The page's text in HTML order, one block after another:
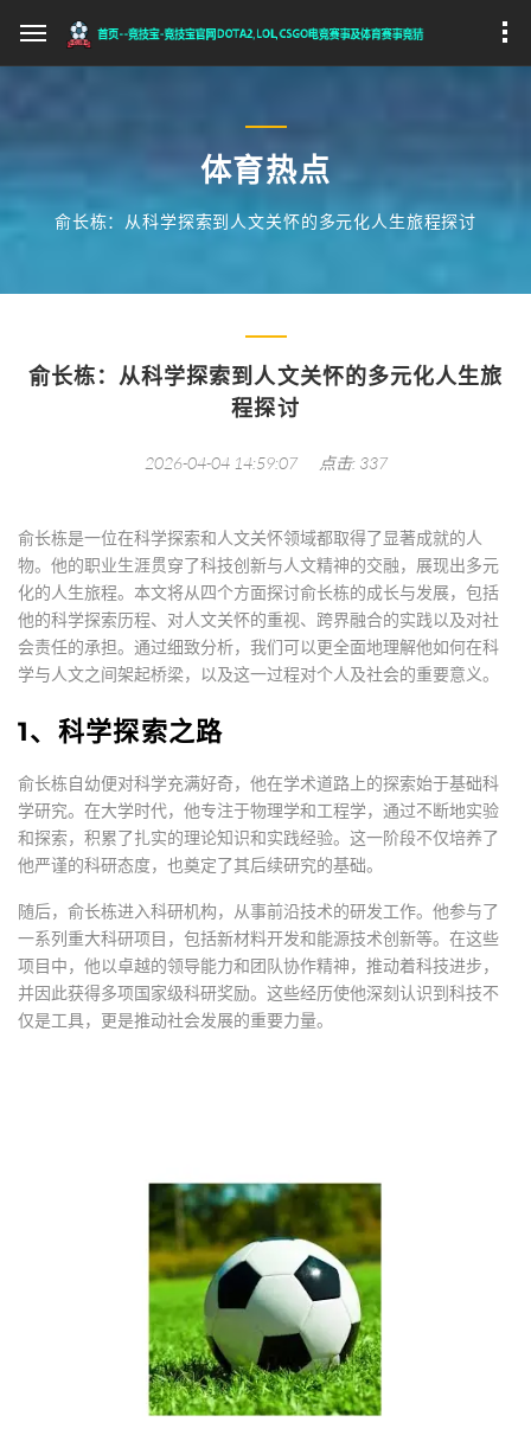
体育热点
俞长栋：从科学探索到人文关怀的多元化人生旅程探讨
俞长栋：从科学探索到人文关怀的多元化人生旅
程探讨
2026-04-04 14:59:07 点击: 337
俞长栋是一位在科学探索和人文关怀领域都取得了显著成就的人
物。他的职业生涯贯穿了科技创新与人文精神的交融，展现出多元
化的人生旅程。本文将从四个方面探讨俞长栋的成长与发展，包括
他的科学探索历程、对人文关怀的重视、跨界融合的实践以及对社
会责任的承担。通过细致分析，我们可以更全面地理解他如何在科
学与人文之间架起桥梁，以及这一过程对个人及社会的重要意义。
1、科学探索之路
俞长栋自幼便对科学充满好奇，他在学术道路上的探索始于基础科
学研究。在大学时代，他专注于物理学和工程学，通过不断地实验
和探索，积累了扎实的理论知识和实践经验。这一阶段不仅培养了
他严谨的科研态度，也奠定了其后续研究的基础。
随后，俞长栋进入科研机构，从事前沿技术的研发工作。他参与了
一系列重大科研项目，包括新材料开发和能源技术创新等。在这些
项目中，他以卓越的领导能力和团队协作精神，推动着科技进步，
并因此获得多项国家级科研奖励。这些经历使他深刻认识到科技不
仅是工具，更是推动社会发展的重要力量。